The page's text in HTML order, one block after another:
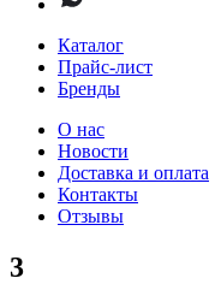
Каталог
Прайс-лист
Бренды
О нас
Новости
Доставка и оплата
Контакты
Отзывы
3